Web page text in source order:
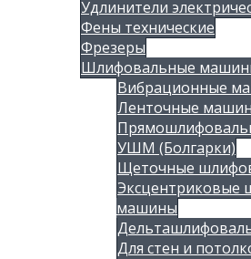
Удлинители
Фены технические
Фрезеры
Шлифовальные
Вибрационные
Ленточные
УШМ (Болгарки)
Щеточные
Эксцентриковые
машины
Для стен и